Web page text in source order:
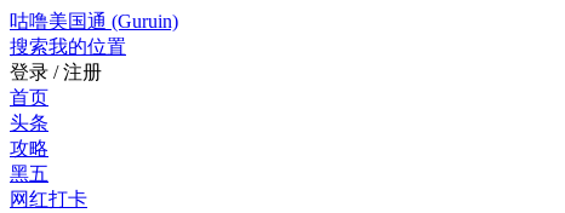
咕噜美国通 (Guruin)
搜索我的位置
登录 / 注册
首页
头条
攻略
黑五
网红打卡